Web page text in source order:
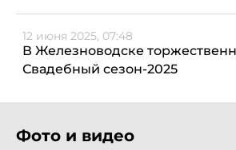
12 июня 2025, 07:48
В Железноводске
Свадебный сезон-2025
Фото и видео